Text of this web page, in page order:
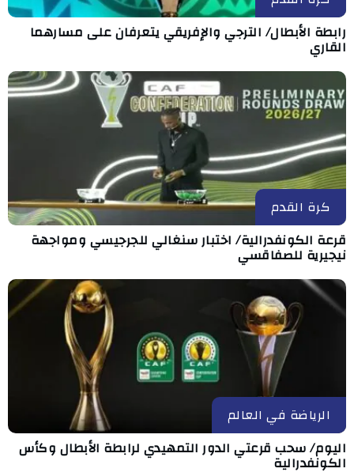
رابطة الأبطال/ الترجي والإفريقي يتعرفان على مسارهما
القاري
كرة القدم
قرعة الكونفدرالية/ اختبار سنغالي للجرجيسي ومواجهة
نيجيرية للصفاقسي
الرياضة في العالم
اليوم/ سحب قرعتي الدور التمهيدي لرابطة الأبطال وكأس
الكونفدرالية